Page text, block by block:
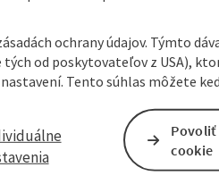
ochrany údajov. Týmto
od poskytovateľov z USA),
Tento súhlas môžete
cookie